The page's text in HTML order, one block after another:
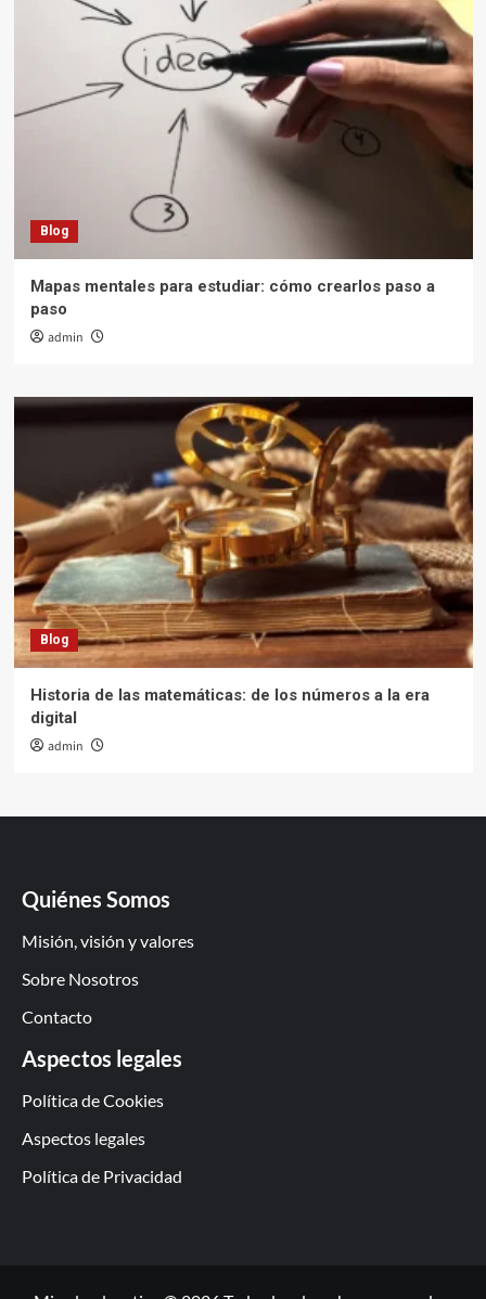
Blog
Mapas mentales para estudiar: cómo crearlos paso a
paso
admin
Blog
Historia de las matemáticas: de los números a la era
digital
admin
Quiénes Somos
Misión, visión y valores
Sobre Nosotros
Contacto
Aspectos legales
Política de Cookies
Aspectos legales
Política de Privacidad